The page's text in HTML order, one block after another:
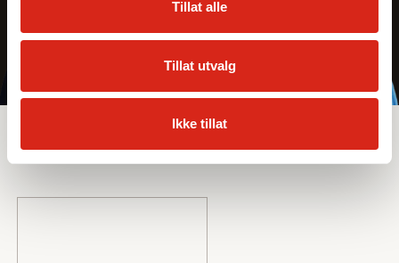
Tillat alle
Tillat utvalg
Ikke tillat
Leverandører